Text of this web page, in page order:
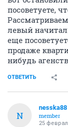
посоветуете,
левый
еще
продаже
нибудь
ОТВЕТИТЬ
N
nesska88
member
25